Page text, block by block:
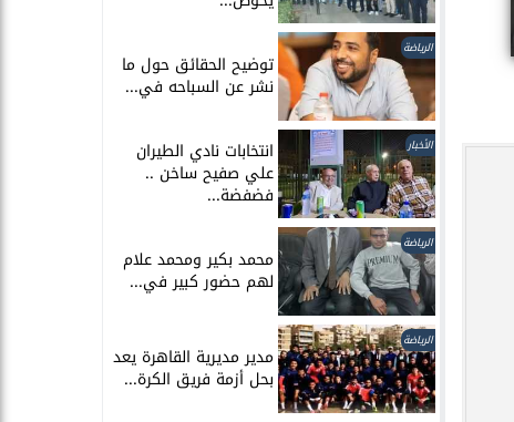
الرياضة
توضيح الحقائق حول ما
نشر عن السباحه في...
الأخبار انتخابات نادي الطيران
علي صفيح ساخن ..
فضفضة...
الرياضة
محمد بكير ومحمد علام
لهم حضور كبير في...
الرياضة
مدير مديرية القاهرة يعد
بحل أزمة فريق الكرة...